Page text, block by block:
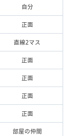
自分
正面
直線2マス
正面
正面
正面
正面
部屋の仲間